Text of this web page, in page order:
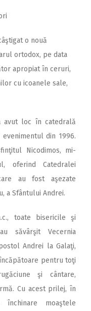
o nouă
ortodox, pe data
apropiat în ceruri,
cu icoanele sale,
avut loc în catedrală
din 1996.
Nicodimos, mi-
oferind Catedralei
au fost aşezate
a Sfântului Andrei.
toate bisericile şi
săvârşit Vecernia
Andrei la Galaţi,
pentru toţi
şi cântare,
Cu acest prilej, în
moaştele